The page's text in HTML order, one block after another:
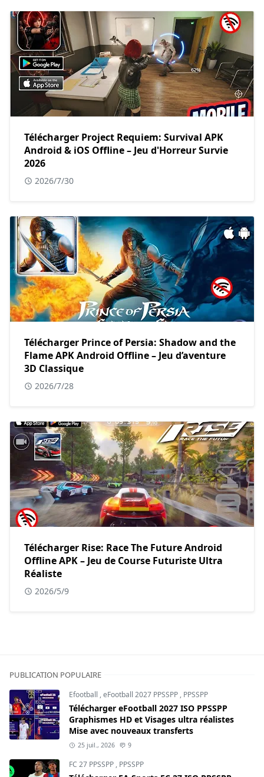
Télécharger Project Requiem: Survival APK
Android & iOS Offline – Jeu d'Horreur Survie
2026
2026/7/30
Télécharger Prince of Persia: Shadow and the
Flame APK Android Offline – Jeu d’aventure
3D Classique
2026/7/28
Télécharger Rise: Race The Future Android
Offline APK – Jeu de Course Futuriste Ultra
Réaliste
2026/5/9
PUBLICATION POPULAIRE
Efootball ,eFootball 2027 PPSSPP , PPSSPP
Télécharger eFootball 2027 ISO PPSSPP
Graphismes HD et Visages ultra réalistes
Mise avec nouveaux transferts
25 juil., 2026 9
FC 27 PPSSPP , PPSSPP